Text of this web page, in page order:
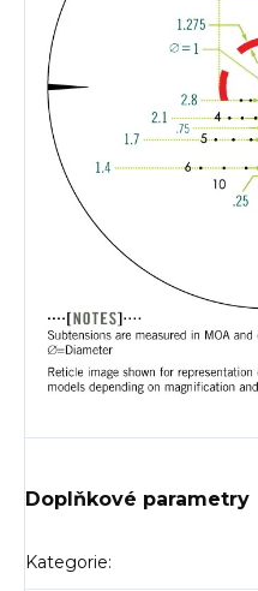
Doplňkové parametry
Kategorie: